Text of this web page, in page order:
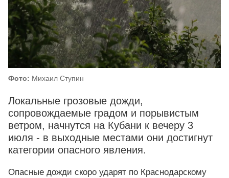
Фото: Михаил Ступин
Локальные грозовые дожди,
сопровождаемые градом и порывистым
ветром, начнутся на Кубани к вечеру 3
июля - в выходные местами они достигнут
категории опасного явления.
Опасные дожди скоро ударят по Краснодарскому